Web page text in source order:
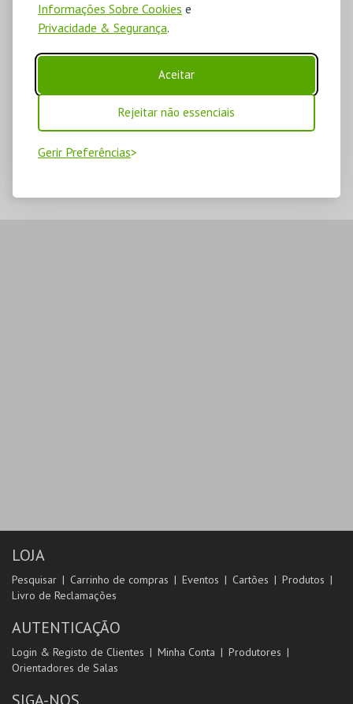
Informações Sobre Cookies e
Privacidade & Segurança.
Aceitar
Rejeitar não essenciais
Gerir Preferências
LOJA
Pesquisar Carrinho de compras Eventos Cartões
Produtos
Livro de Reclamações
AUTENTICAÇÃO
Login & Registo de Clientes Minha Conta
Produtores
Orientadores de Salas